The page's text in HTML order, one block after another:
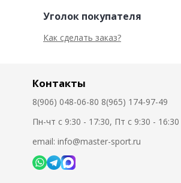
Уголок покупателя
Как сделать заказ?
Контакты
8(906) 048-06-80 8(965) 174-97-49
Пн-чт с 9:30 - 17:30, Пт с 9:30 - 16:30
email: info@master-sport.ru